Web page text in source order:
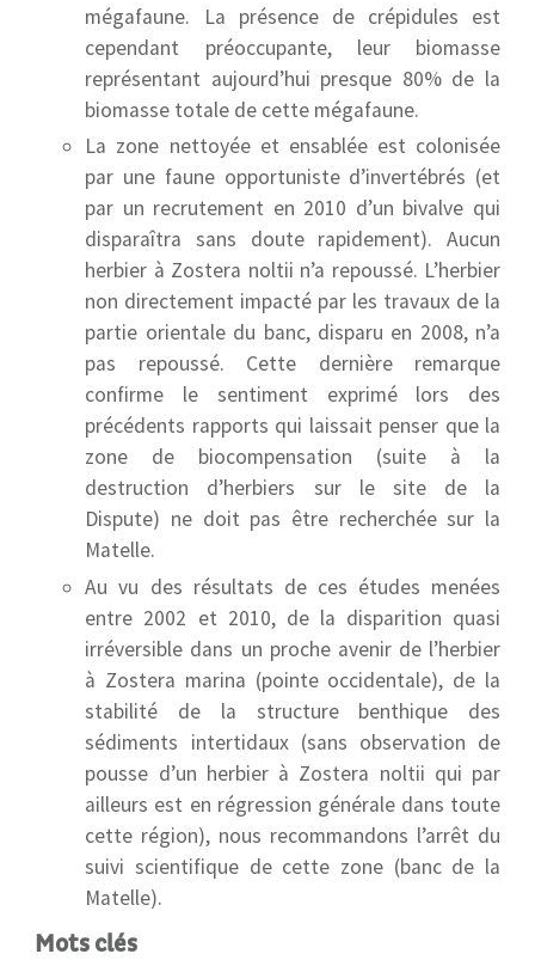
mégafaune. La présence de crépidules est
cependant préoccupante, leur biomasse
représentant aujourd’hui presque 80% de la
biomasse totale de cette mégafaune.
La zone nettoyée et ensablée est colonisée
par une faune opportuniste d’invertébrés (et
par un recrutement en 2010 d’un bivalve qui
disparaîtra sans doute rapidement). Aucun
herbier à Zostera noltii n’a repoussé. L’herbier
non directement impacté par les travaux de la
partie orientale du banc, disparu en 2008, n’a
pas repoussé. Cette dernière remarque
confirme le sentiment exprimé lors des
précédents rapports qui laissait penser que la
zone de biocompensation (suite à la
destruction d’herbiers sur le site de la
Dispute) ne doit pas être recherchée sur la
Matelle.
Au vu des résultats de ces études menées
entre 2002 et 2010, de la disparition quasi
irréversible dans un proche avenir de l’herbier
à Zostera marina (pointe occidentale), de la
stabilité de la structure benthique des
sédiments intertidaux (sans observation de
pousse d’un herbier à Zostera noltii qui par
ailleurs est en régression générale dans toute
cette région), nous recommandons l’arrêt du
suivi scientifique de cette zone (banc de la
Matelle).
Mots clés